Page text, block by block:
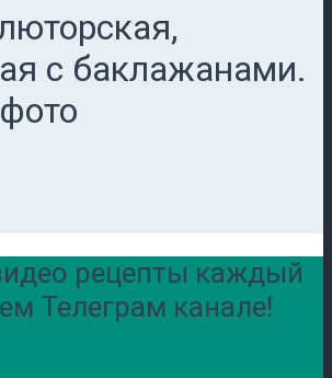
с баклажанами.
рецепты каждый
Телеграм канале!